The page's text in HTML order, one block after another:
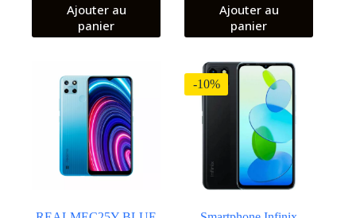
Ajouter au
panier
Ajouter au
panier
-10%